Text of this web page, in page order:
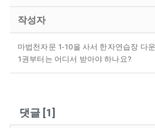
작성자
마법천자문 1-10을 사서 한자연습장 다
1권부터는 어디서 받아야 하나요?
댓글 [1]